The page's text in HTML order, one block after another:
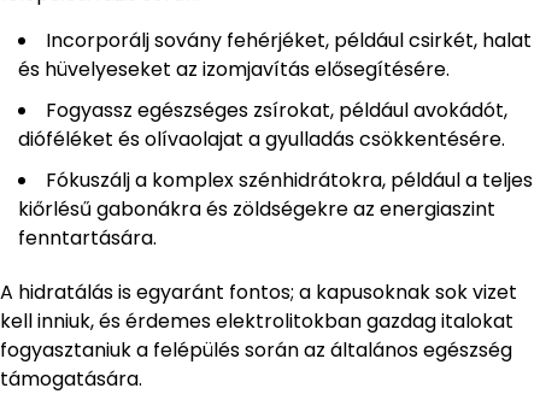
Incorporálj sovány fehérjéket, például csirkét, halat
és hüvelyeseket az izomjavítás elősegítésére.
Fogyassz egészséges zsírokat, például avokádót,
dióféléket és olívaolajat a gyulladás csökkentésére.
Fókuszálj a komplex szénhidrátokra, például a teljes
kiőrlésű gabonákra és zöldségekre az energiaszint
fenntartására.
A hidratálás is egyaránt fontos; a kapusoknak sok vizet
kell inniuk, és érdemes elektrolitokban gazdag italokat
fogyasztaniuk a felépülés során az általános egészség
támogatására.